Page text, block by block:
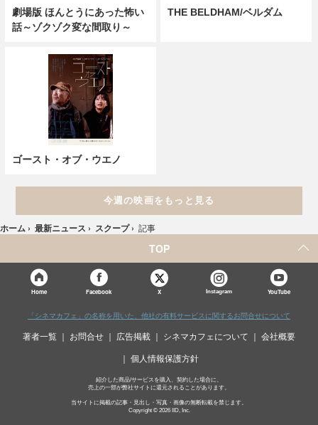
劇場版 ほんとうにあった怖い
話～ゾクゾク変な間取り～
THE BELDHAM/ベルダム
ゴースト・オブ・ウエノ
今週の映画をもっと見る
ホーム › 最新ニュース › スクープ › 記事
TOP
Home Facebook X Instagram YouTube
「シネマカフェ」の名称を用いた、他社の有料サービスに関するお問合せについて
著者一覧 お問合せ 広告掲載 シネマカフェについて 会社概要
個人情報保護方針
紹介した商品/サービスを購入、契約した場合に、
売上の一部が弊社サイトに還元されることがあります。
当サイトに掲載の記事・見出し・写真・画像の無断転載を禁じます。
Copyright © 2026 IID, Inc.